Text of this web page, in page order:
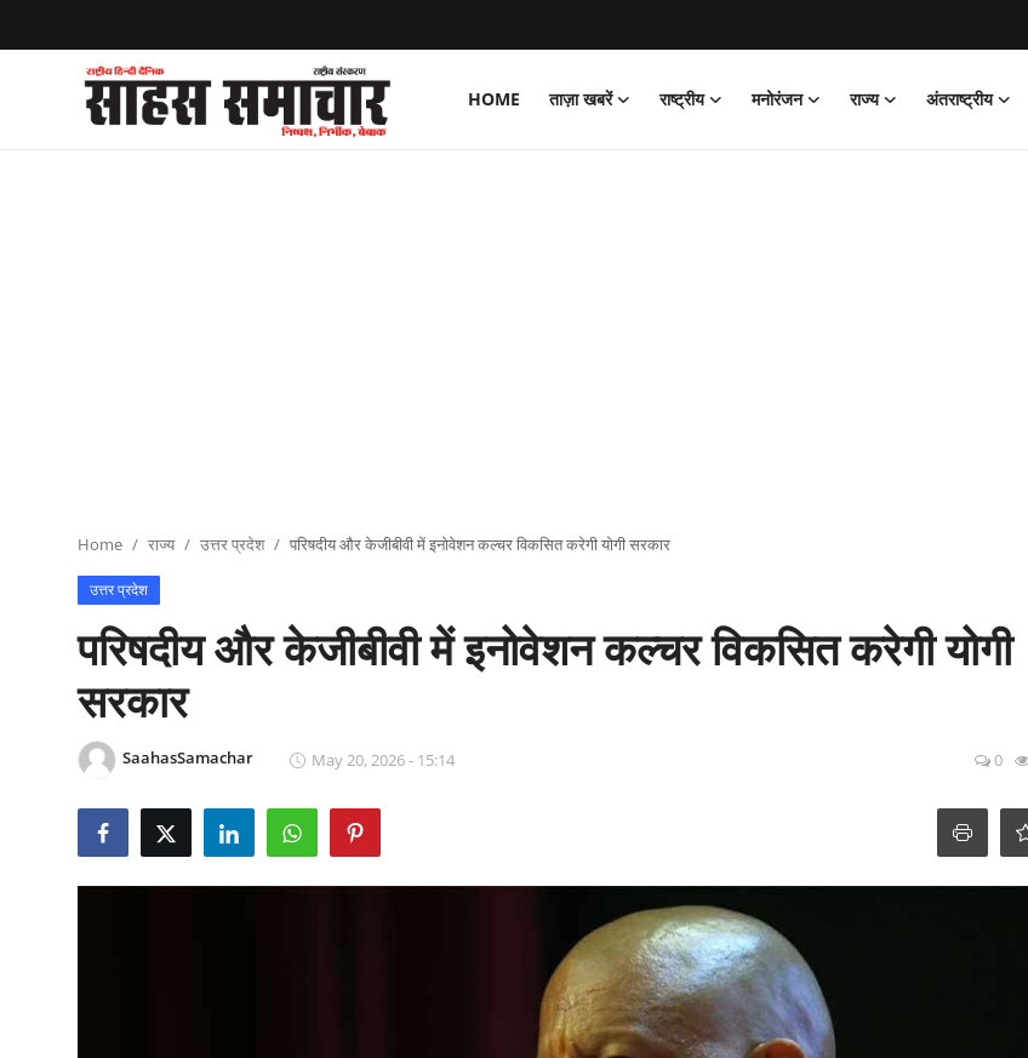
HOME ताज़ा खबरें राष्ट्रीय मनोरंजन राज्य अंतराष्ट्रीय
Register
Home राज्य उत्तर प्रदेश परिषदीय और केजीबीवी में इनोवेशन कल्चर विकसित करेगी योगी सरकार
उत्तर प्रदेश
परिषदीय और केजीबीवी में इनोवेशन कल्चर विकसित करेगी योगी
सरकार
SaahasSamachar May 20, 2026 - 15:14 0